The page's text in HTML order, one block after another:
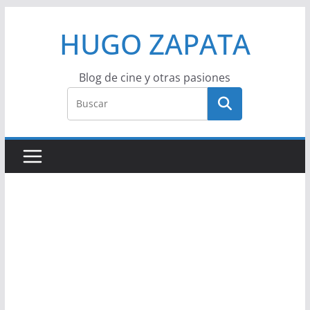
HUGO ZAPATA
Blog de cine y otras pasiones